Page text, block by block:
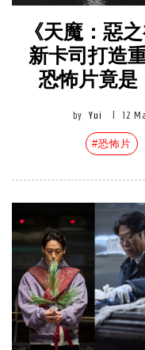
《天魔：惡
新卡司打造
恐怖片竟是
by Yui 12
#恐怖片